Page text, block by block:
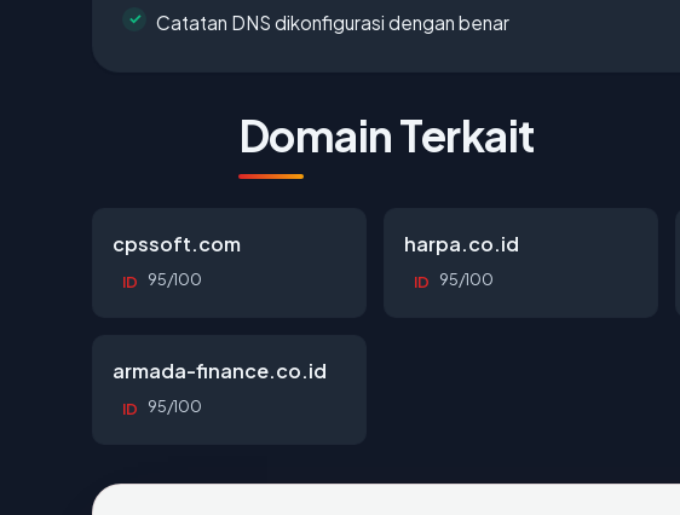
Catatan DNS dikonfigurasi dengan benar
Domain Terkait
cpssoft.com
ID 95/100
harpa.co.id
ID 95/100
armada-finance.co.id
ID 95/100